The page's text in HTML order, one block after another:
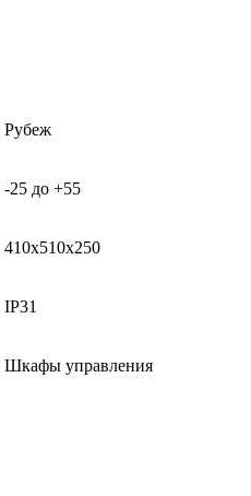
Рубеж
-25 до +55
410х510х250
IP31
Шкафы управления